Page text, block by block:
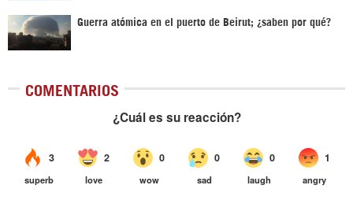
Guerra atómica en el puerto de Beirut; ¿saben por qué?
COMENTARIOS